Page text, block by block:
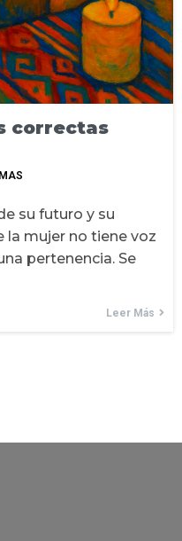
correctas
su futuro y su
la mujer no tiene voz
pertenencia. Se
Leer Más